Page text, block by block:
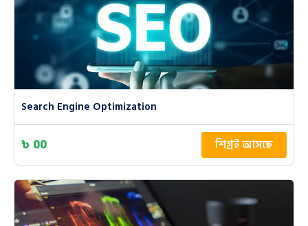
Search Engine Optimization
৳ 00 শিগ্রই আসছে